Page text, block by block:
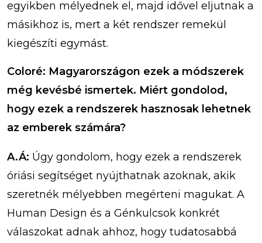
egyikben mélyednek el, majd idővel eljutnak a
másikhoz is, mert a két rendszer remekül
kiegészíti egymást.
Coloré: Magyarországon ezek a módszerek
még kevésbé ismertek. Miért gondolod,
hogy ezek a rendszerek hasznosak lehetnek
az emberek számára?
A.Á: Úgy gondolom, hogy ezek a rendszerek
óriási segítséget nyújthatnak azoknak, akik
szeretnék mélyebben megérteni magukat. A
Human Design és a Génkulcsok konkrét
válaszokat adnak ahhoz, hogy tudatosabbá